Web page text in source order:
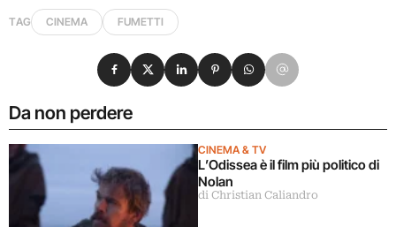
TAG CINEMA FUMETTI
Da non perdere
CINEMA & TV
L’Odissea è il film più politico di
Nolan
di Christian Caliandro
Condividi su Facebook
Condividi su X
Condividi su LinkedIn
Condividi su Pinterest
Condividi su WhatsApp
Condividi su Email